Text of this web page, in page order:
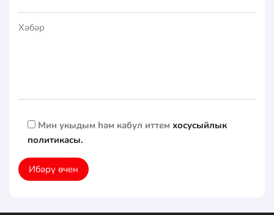
Мин укыдым һәм кабул иттем хосусыйлык
политикасы.